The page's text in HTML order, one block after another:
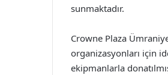
sunmaktadır.
Crowne Plaza
organizasyonları için
ekipmanlarla